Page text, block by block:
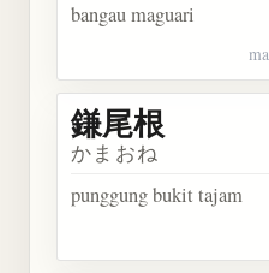
bangau maguari
鎌尾根
かまおね
punggung bukit tajam